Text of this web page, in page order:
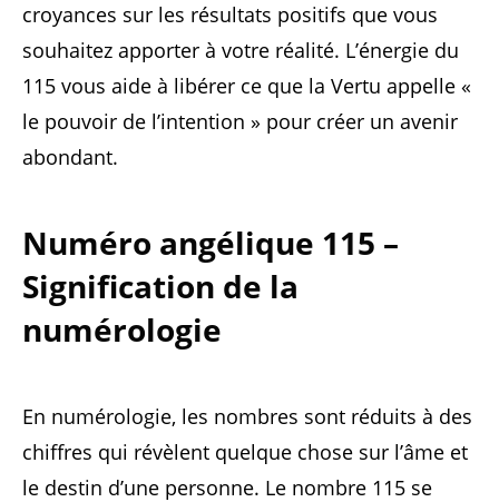
croyances sur les résultats positifs que vous
souhaitez apporter à votre réalité. L’énergie du
115 vous aide à libérer ce que la Vertu appelle «
le pouvoir de l’intention » pour créer un avenir
abondant.
Numéro angélique 115 –
Signification de la
numérologie
En numérologie, les nombres sont réduits à des
chiffres qui révèlent quelque chose sur l’âme et
le destin d’une personne. Le nombre 115 se